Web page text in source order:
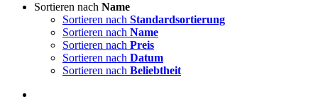
Sortieren nach Name
Sortieren nach Standardsortierung
Sortieren nach Name
Sortieren nach Preis
Sortieren nach Datum
Sortieren nach Beliebtheit